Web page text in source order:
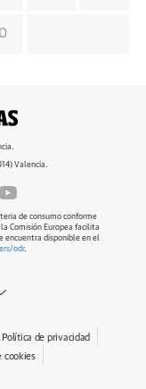
Valencia.
de consumo conforme
Comisión Europea facilita
encuentra disponible en el
odr.
Política de privacidad
cookies